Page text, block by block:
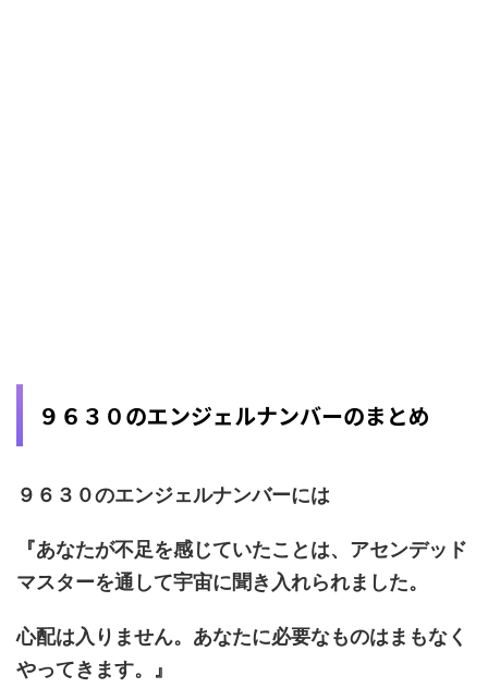
９６３０のエンジェルナンバーのまとめ
９６３０のエンジェルナンバーには
『あなたが不足を感じていたことは、アセンデッド
マスターを通して宇宙に聞き入れられました。
心配は入りません。あなたに必要なものはまもなく
やってきます。』